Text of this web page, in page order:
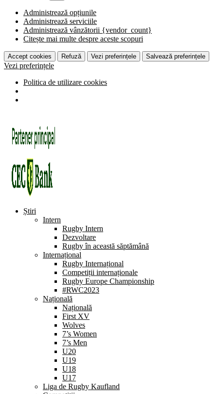
Administrează opțiunile
Administrează serviciile
Administrează vânzătorii {vendor_count}
Citește mai multe despre aceste scopuri
Accept cookies Refuză Vezi preferințele Salvează preferințele
Vezi preferințele
Politica de utilizare cookies
Știri
Intern
Rugby Intern
Dezvoltare
Rugby în această săptămână
Internațional
Rugby Internațional
Competiții internaționale
Rugby Europe Championship
#RWC2023
Națională
Națională
First XV
Wolves
7’s Women
7’s Men
U20
U19
U18
U17
Liga de Rugby Kaufland